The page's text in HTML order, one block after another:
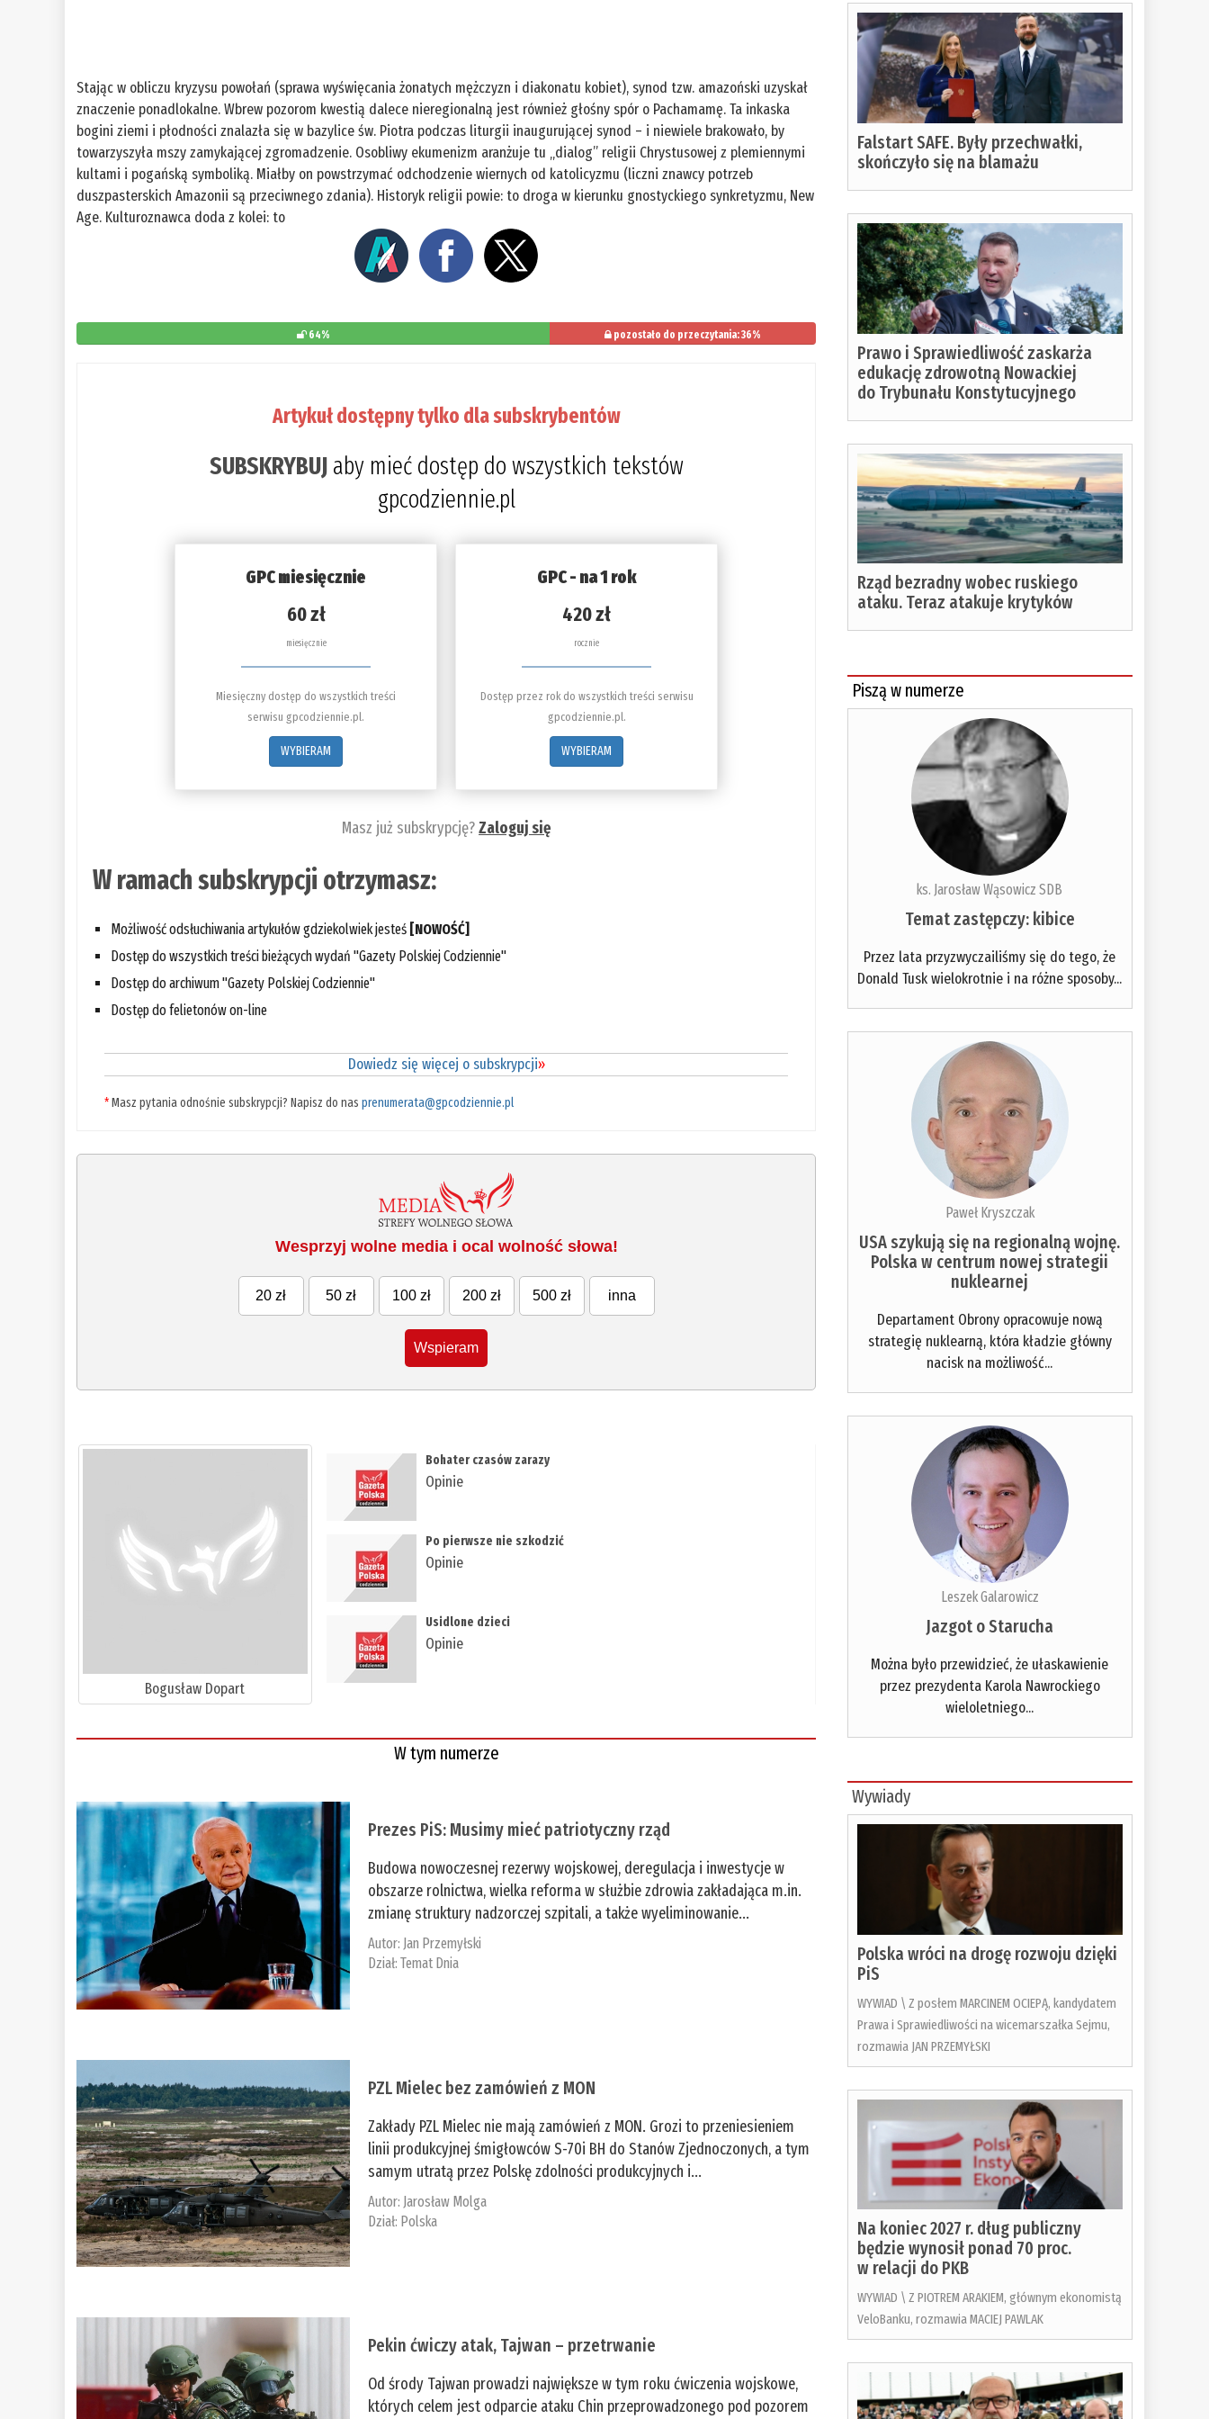
Stając w obliczu kryzysu powołań (sprawa wyświęcania żonatych mężczyzn i diakonatu kobiet), synod tzw. amazoński uzyskał
znaczenie ponadlokalne. Wbrew pozorom kwestią dalece nieregionalną jest również głośny spór o Pachamamę. Ta inkaska
bogini ziemi i płodności znalazła się w bazylice św. Piotra podczas liturgii inaugurującej synod – i niewiele brakowało, by
towarzyszyła mszy zamykającej zgromadzenie. Osobliwy ekumenizm aranżuje tu „dialog” religii Chrystusowej z plemiennymi
kultami i pogańską symboliką. Miałby on powstrzymać odchodzenie wiernych od katolicyzmu (liczni znawcy potrzeb
duszpasterskich Amazonii są przeciwnego zdania). Historyk religii powie: to droga w kierunku gnostyckiego synkretyzmu, New
Age. Kulturoznawca doda z kolei: to
64% pozostało do przeczytania: 36%
Artykuł dostępny tylko dla subskrybentów
SUBSKRYBUJaby mieć dostęp do wszystkich tekstów
gpcodziennie.pl
GPC miesięcznie
60 zł
miesięcznie
Miesięczny dostęp do wszystkich treści
serwisu gpcodziennie.pl.
WYBIERAM
GPC - na 1 rok
420 zł
rocznie
Dostęp przez rok do wszystkich treści serwisu
gpcodziennie.pl.
WYBIERAM
Masz już subskrypcję?Zaloguj się
W ramach subskrypcji otrzymasz:
Możliwość odsłuchiwania artykułów gdziekolwiek jesteś [NOWOŚĆ]
Dostęp do wszystkich treści bieżących wydań "Gazety Polskiej Codziennie"
Dostęp do archiwum "Gazety Polskiej Codziennie"
Dostęp do felietonów on-line
Dowiedz się więcej o subskrypcji»
*Masz pytania odnośnie subskrypcji? Napisz do nasprenumerata@gpcodziennie.pl
Wesprzyj wolne media i ocal wolność słowa!
20 zł 50 zł 100 zł 200 zł 500 zł inna
Wspieram
Bogusław Dopart
​Bohater czasów zarazy
Opinie
​Po pierwsze nie szkodzić
Opinie
​Usidlone dzieci
Opinie
W tym numerze
Prezes PiS: Musimy mieć patriotyczny rząd
Budowa nowoczesnej rezerwy wojskowej, deregulacja i inwestycje w
obszarze rolnictwa, wielka reforma w służbie zdrowia zakładająca m.in.
zmianę struktury nadzorczej szpitali, a także wyeliminowanie...
Autor: Jan Przemyłski
Dział:Temat Dnia
PZL Mielec bez zamówień z MON
Zakłady PZL Mielec nie mają zamówień z MON. Grozi to przeniesieniem
linii produkcyjnej śmigłowców S-70i BH do Stanów Zjednoczonych, a tym
samym utratą przez Polskę zdolności produkcyjnych i...
Autor: Jarosław Molga
Dział: Polska
Pekin ćwiczy atak, Tajwan – przetrwanie
Od środy Tajwan prowadzi największe w tym roku ćwiczenia wojskowe,
których celem jest odparcie ataku Chin przeprowadzonego pod pozorem
Falstart SAFE. Były przechwałki,
skończyło się na blamażu
Prawo i Sprawiedliwość zaskarża
edukację zdrowotną Nowackiej
do Trybunału Konstytucyjnego
Rząd bezradny wobec ruskiego
ataku. Teraz atakuje krytyków
Piszą w numerze
ks. Jarosław Wąsowicz SDB
Temat zastępczy: kibice
Przez lata przyzwyczailiśmy się do tego, że
Donald Tusk wielokrotnie i na różne sposoby...
Paweł Kryszczak
USA szykują się na regionalną wojnę.
Polska w centrum nowej strategii
nuklearnej
Departament Obrony opracowuje nową
strategię nuklearną, która kładzie główny
nacisk na możliwość...
Leszek Galarowicz
Jazgot o Starucha
Można było przewidzieć, że ułaskawienie
przez prezydenta Karola Nawrockiego
wieloletniego...
Wywiady
Polska wróci na drogę rozwoju dzięki
PiS
WYWIAD \ Z posłem MARCINEM OCIEPĄ, kandydatem
Prawa i Sprawiedliwości na wicemarszałka Sejmu,
rozmawia JAN PRZEMYŁSKI
Na koniec 2027 r. dług publiczny
będzie wynosił ponad 70 proc.
w relacji do PKB
WYWIAD \ Z PIOTREM ARAKIEM, głównym ekonomistą
VeloBanku, rozmawia MACIEJ PAWLAK